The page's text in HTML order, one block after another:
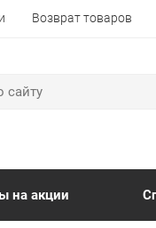
Возврат товаров
на акции